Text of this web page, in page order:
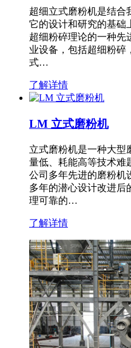
超细立式磨粉机是结合
它的设计和研究的基础
超细粉碎理论的一种先
业设备，包括超细粉碎
式…
了解详情
LM 立式磨粉机
立式磨粉机是一种大型
量低、耗能高等技术难
公司多年先进的磨粉机
多年的潜心设计改进后
理可靠的…
了解详情